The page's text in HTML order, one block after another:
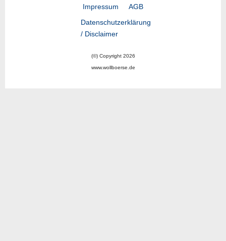
Impressum
AGB
Datenschutzerklärung
/ Disclaimer
(©) Copyright 2026
www.wollboerse.de